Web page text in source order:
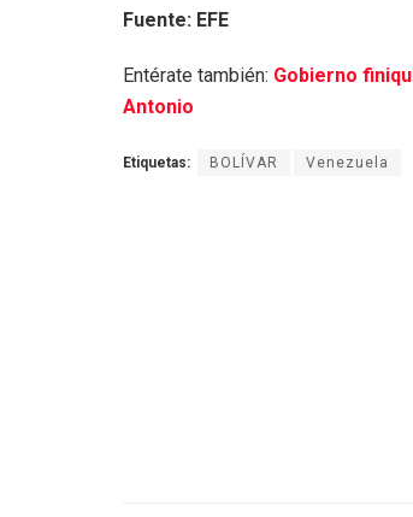
Fuente: EFE
Entérate también: Gobierno
Antonio
Etiquetas: BOLÍVAR Venezuela